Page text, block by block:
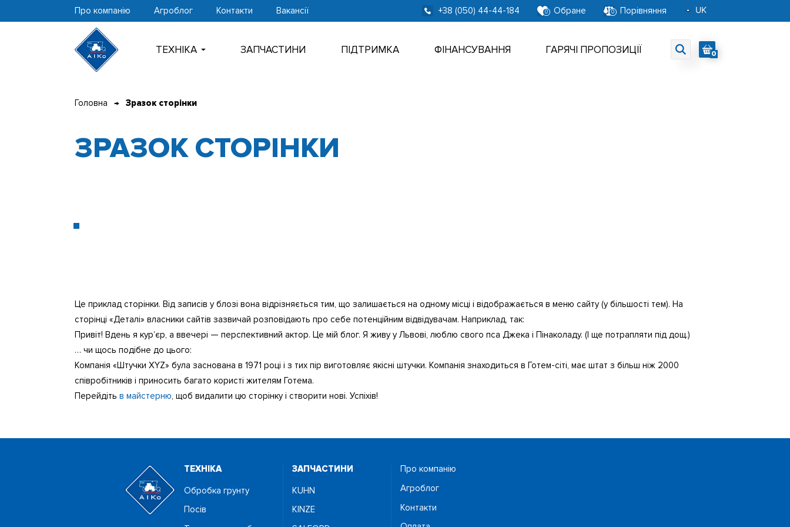
Про компанію Агроблог Контакти Вакансії +38 (050) 44-44-184 0 Обране 0 Порівняння
UK
RU
EN
ТЕХНIКА ЗАПЧАСТИНИ ПІДТРИМКА ФІНАНСУВАННЯ ГАРЯЧІ ПРОПОЗИЦІЇ 0
Головна Зразок сторінки
ЗРАЗОК СТОРІНКИ
Це приклад сторінки. Від записів у блозі вона відрізняється тим, що залишається на одному місці і відображається в меню сайту (у більшості тем). На
сторінці «Деталі» власники сайтів зазвичай розповідають про себе потенційним відвідувачам. Наприклад, так:
Привіт! Вдень я кур’єр, а ввечері — перспективний актор. Це мій блог. Я живу у Львові, люблю свого пса Джека і Пінаколаду. (І ще потрапляти під дощ.)
… чи щось подібне до цього:
Компанія «Штучки XYZ» була заснована в 1971 році і з тих пір виготовляє якісні штучки. Компанія знаходиться в Готем-сіті, має штат з більш ніж 2000
співробітників і приносить багато користі жителям Готема.
Перейдіть в майстерню, щоб видалити цю сторінку і створити нові. Успіхів!
ТЕХНIКА
Обробка грунту
Посiв
ЗАПЧАСТИНИ
KUHN
KINZE
Про компанію
Агроблог
Контакти